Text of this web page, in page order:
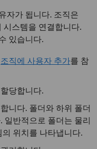
자가 됩니다. 조직은
스템을 연결합니다.
있습니다.
조직에 사용자 추가를 참
당합니다.
니다. 폴더와 하위 폴더
일반적으로 폴더는 물리
위치를 나타냅니다.